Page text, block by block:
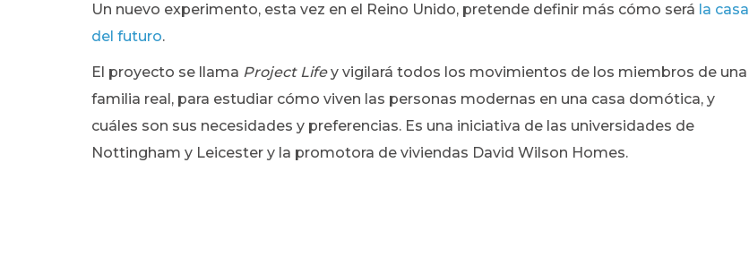
Un nuevo experimento, esta vez en el Reino Unido, pretende definir más cómo será la casa
del futuro.
El proyecto se llama Project Lifey vigilará todos los movimientos de los miembros de una
familia real, para estudiar cómo viven las personas modernas en una casa domótica, y
cuáles son sus necesidades y preferencias. Es una iniciativa de las universidades de
Nottingham y Leicester y la promotora de viviendas David Wilson Homes.